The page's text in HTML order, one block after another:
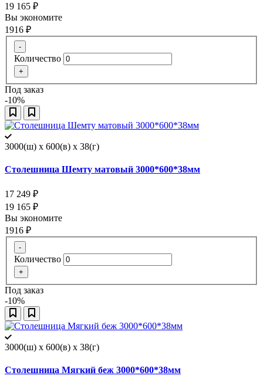
19 165 ₽
Вы экономите
1916 ₽
-
Количество
+
Под заказ
-10%
3000(ш) x 600(в) x 38(г)
Столешница Шемту матовый 3000*600*38мм
17 249 ₽
19 165 ₽
Вы экономите
1916 ₽
-
Количество
+
Под заказ
-10%
3000(ш) x 600(в) x 38(г)
Столешница Мягкий беж 3000*600*38мм